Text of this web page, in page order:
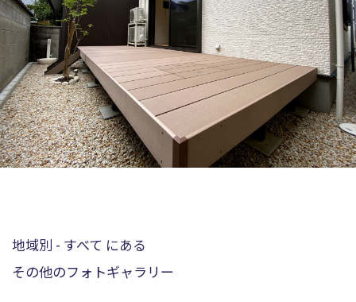
地域別 - すべて にある
その他のフォトギャラリー